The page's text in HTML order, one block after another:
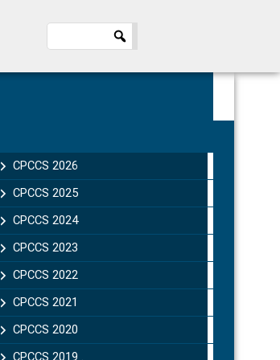
Sidebar
CPCCS 2026
CPCCS 2025
CPCCS 2024
CPCCS 2023
CPCCS 2022
CPCCS 2021
CPCCS 2020
CPCCS 2019 .